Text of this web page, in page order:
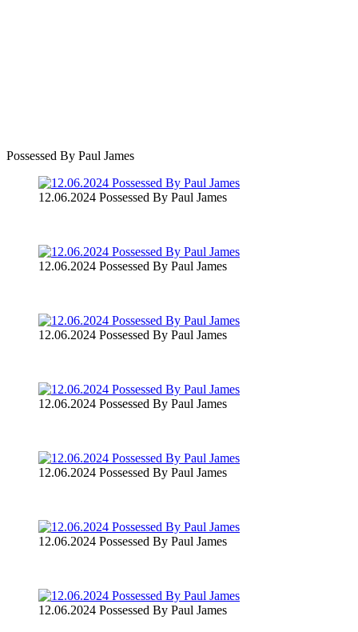
Possessed By Paul James
12.06.2024 Possessed By Paul James
12.06.2024 Possessed By Paul James
12.06.2024 Possessed By Paul James
12.06.2024 Possessed By Paul James
12.06.2024 Possessed By Paul James
12.06.2024 Possessed By Paul James
12.06.2024 Possessed By Paul James